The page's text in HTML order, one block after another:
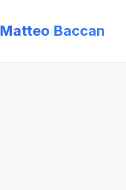
Matteo Baccan